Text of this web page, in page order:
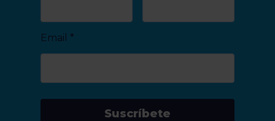
Email *
Suscríbete